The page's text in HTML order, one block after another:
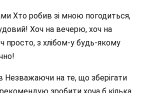
Хто робив зі мною погодиться,
Хоч на вечерю, хоч на
просто, з хлібом-у будь-якому
Незважаючи на те, що зберігати